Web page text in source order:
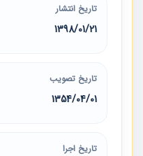
تاریخ انتشار
1398/01/21
تاریخ تصویب
1354/04/01
تاریخ اجرا